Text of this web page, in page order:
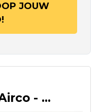
JOUW
Roadster 3.2 M - Airco - Stoelverwarming - 321 PK - Virena Z